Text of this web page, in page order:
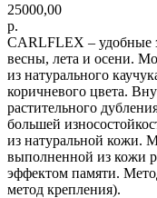
25000,00
р.
CARLFLEX – удобные
весны, лета и осени.
из натурального
коричневого цвета.
растительного
большей
из натуральной кожи.
выполненной из кожи
эффектом памяти.
метод крепления).